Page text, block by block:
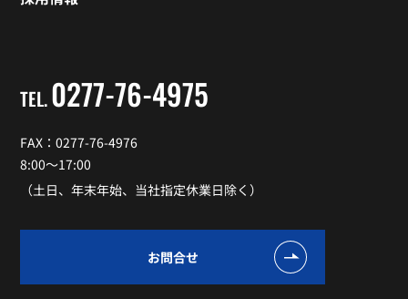
TEL.0277-76-4975
FAX：0277-76-4976
8:00～17:00
（土日、年末年始、当社指定休業日除く）
お問合せ